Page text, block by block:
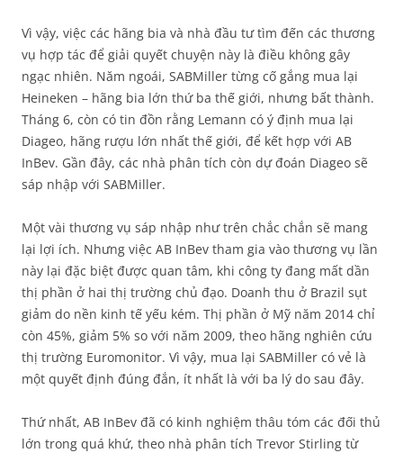
Vì vậy, việc các hãng bia và nhà đầu tư tìm đến các thương
vụ hợp tác để giải quyết chuyện này là điều không gây
ngạc nhiên. Năm ngoái, SABMiller từng cố gắng mua lại
Heineken – hãng bia lớn thứ ba thế giới, nhưng bất thành.
Tháng 6, còn có tin đồn rằng Lemann có ý định mua lại
Diageo, hãng rượu lớn nhất thế giới, để kết hợp với AB
InBev. Gần đây, các nhà phân tích còn dự đoán Diageo sẽ
sáp nhập với SABMiller.
Một vài thương vụ sáp nhập như trên chắc chắn sẽ mang
lại lợi ích. Nhưng việc AB InBev tham gia vào thương vụ lần
này lại đặc biệt được quan tâm, khi công ty đang mất dần
thị phần ở hai thị trường chủ đạo. Doanh thu ở Brazil sụt
giảm do nền kinh tế yếu kém. Thị phần ở Mỹ năm 2014 chỉ
còn 45%, giảm 5% so với năm 2009, theo hãng nghiên cứu
thị trường Euromonitor. Vì vậy, mua lại SABMiller có vẻ là
một quyết định đúng đắn, ít nhất là với ba lý do sau đây.
Thứ nhất, AB InBev đã có kinh nghiệm thâu tóm các đối thủ
lớn trong quá khứ, theo nhà phân tích Trevor Stirling từ